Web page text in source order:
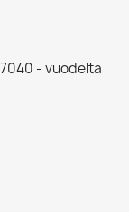
- vuodelta